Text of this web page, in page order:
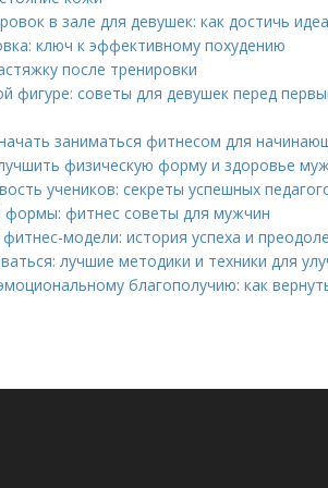
в зале для девушек: как достичь
ключ к эффективному похудению
после тренировки
фигуре: советы для девушек перед
заниматься фитнесом для
физическую форму и здоровье
учеников: секреты успешных
формы: фитнес советы для мужчин
модели: история успеха и
лучшие методики и техники для
благополучию: как